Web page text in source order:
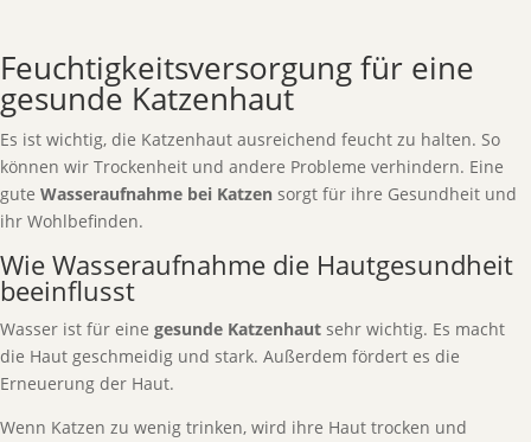
Feuchtigkeitsversorgung für eine
gesunde Katzenhaut
Es ist wichtig, die Katzenhaut ausreichend feucht zu halten. So
können wir Trockenheit und andere Probleme verhindern. Eine
gute Wasseraufnahme bei Katzen sorgt für ihre Gesundheit und
ihr Wohlbefinden.
Wie Wasseraufnahme die Hautgesundheit
beeinflusst
Wasser ist für eine gesunde Katzenhaut sehr wichtig. Es macht
die Haut geschmeidig und stark. Außerdem fördert es die
Erneuerung der Haut.
Wenn Katzen zu wenig trinken, wird ihre Haut trocken und